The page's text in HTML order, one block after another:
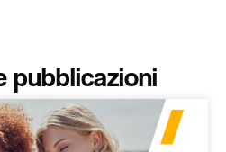
pubblicazioni